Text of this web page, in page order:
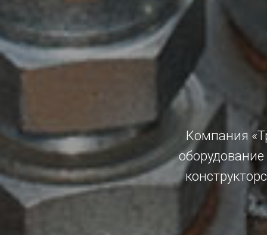
Компания